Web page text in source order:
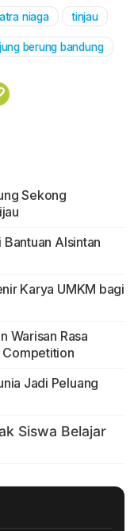
niaga tinjau
berung bandung
Sekong
Alsintan
Karya UMKM bagi
Warisan Rasa
Competition
Jadi Peluang